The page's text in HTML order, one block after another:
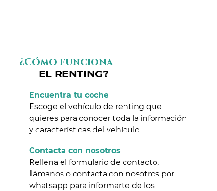
¿Cómo funciona
EL RENTING?
Encuentra tu coche
Escoge el vehículo de renting que
quieres para conocer toda la información
y características del vehículo.
Contacta con nosotros
Rellena el formulario de contacto,
llámanos o contacta con nosotros por
whatsapp para informarte de los